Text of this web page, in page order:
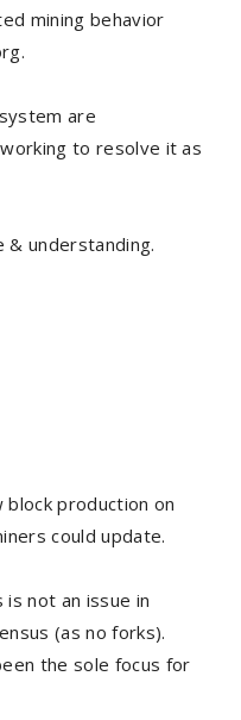
mining behavior
are
to resolve it as
& understanding.
production on
could update.
not an issue in
(as no forks).
the sole focus for